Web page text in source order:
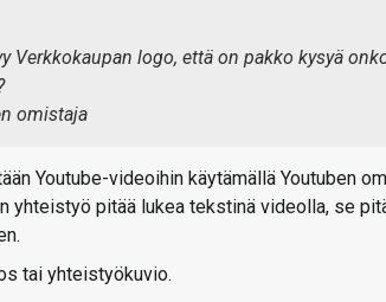
Verkkokaupan logo, että on pakko kysyä
omistaja
Youtube-videoihin käytämällä Youtuben
yhteistyö pitää lukea tekstinä videolla, se
tai yhteistyökuvio.